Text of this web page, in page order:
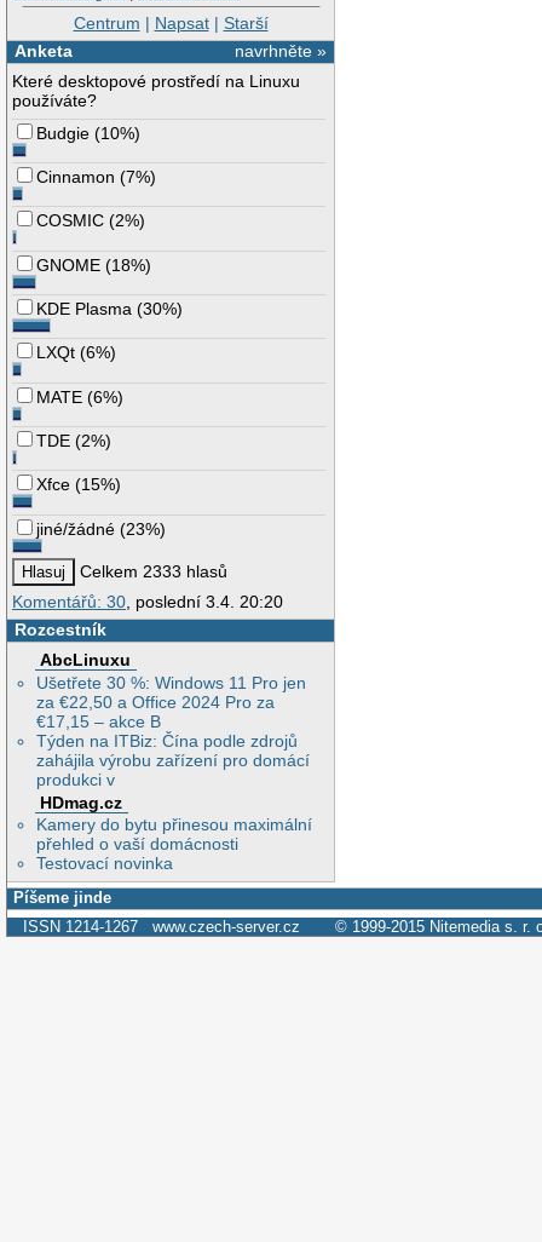
Centrum | Napsat| Starší
navrhněte »
Anketa
Které desktopové prostředí na Linuxu
používáte?
Budgie (10%)
Cinnamon (7%)
COSMIC (2%)
GNOME (18%)
KDE Plasma (30%)
LXQt (6%)
MATE (6%)
TDE (2%)
Xfce (15%)
jiné/žádné (23%)
Celkem 2333 hlasů
Komentářů: 30, poslední 3.4. 20:20
Rozcestník
AbcLinuxu
Ušetřete 30 %: Windows 11 Pro jen
za €22,50 a Office 2024 Pro za
€17,15 – akce B
Týden na ITBiz: Čína podle zdrojů
zahájila výrobu zařízení pro domácí
produkci v
HDmag.cz
Kamery do bytu přinesou maximální
přehled o vaší domácnosti
Testovací novinka
Píšeme jinde
ISSN 1214-1267 www.czech-server.cz © 1999-2015 Nitemedia s. r.